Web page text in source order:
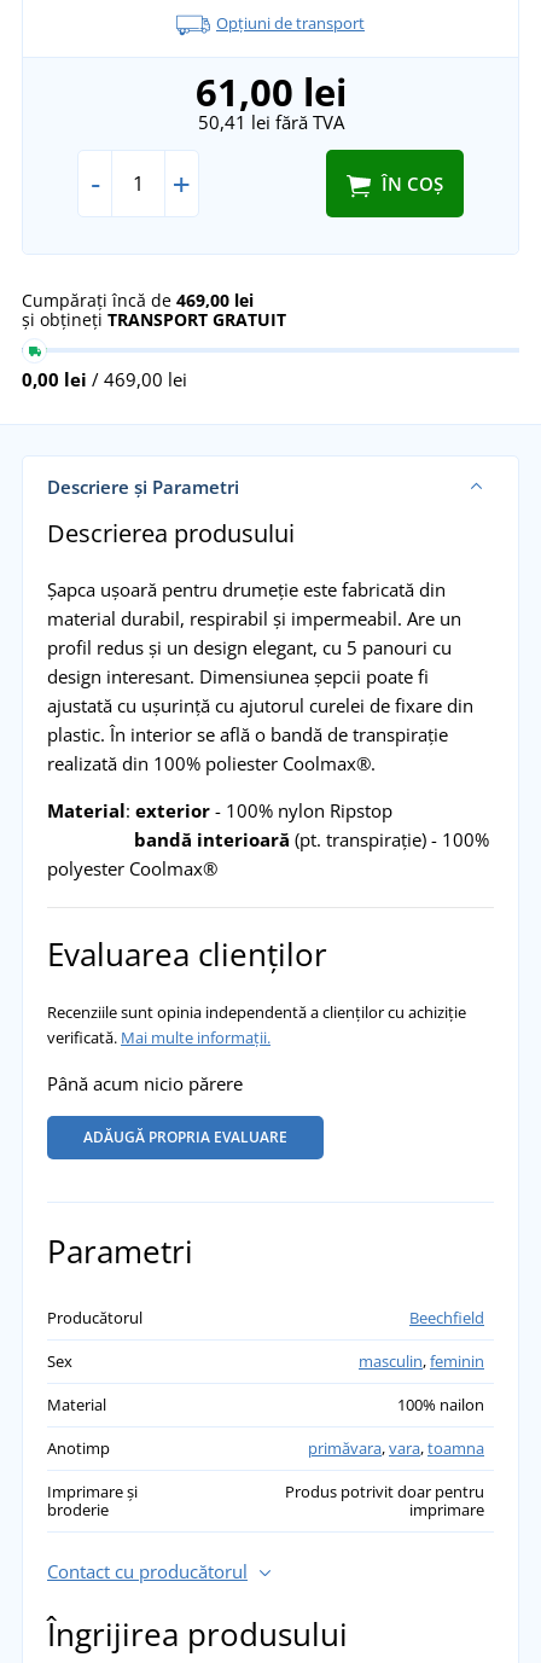
Opțiuni de transport
61,00 lei
50,41 lei fără TVA
- + ÎN COȘ
Cumpărați încă de 469,00 lei
și obțineți TRANSPORT GRATUIT
0,00 lei / 469,00 lei
Descriere și Parametri
Descrierea produsului
Șapca ușoară pentru drumeție este fabricată din
material durabil, respirabil și impermeabil. Are un
profil redus și un design elegant, cu 5 panouri cu
design interesant. Dimensiunea șepcii poate fi
ajustată cu ușurință cu ajutorul curelei de fixare din
plastic. În interior se află o bandă de transpirație
realizată din 100% poliester Coolmax®.
Material: exterior- 100% nylon Ripstop
bandă interioară (pt. transpirație) - 100%
polyester Coolmax®
Evaluarea clienților
Recenziile sunt opinia independentă a clienților cu achiziție
verificată. Mai multe informații.
Până acum nicio părere
ADĂUGĂ PROPRIA EVALUARE
Parametri
Producătorul
Beechfield
Sex
masculin,feminin
Material
100% nailon
Anotimp
primăvara,vara,toamna
Imprimare și
broderie
Produs potrivit doar pentru
imprimare
Contact cu producătorul
Îngrijirea produsului